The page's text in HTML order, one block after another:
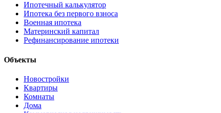
Ипотечный калькулятор
Ипотека без первого взноса
Военная ипотека
Материнский капитал
Рефинансирование ипотеки
Объекты
Новостройки
Квартиры
Комнаты
Дома